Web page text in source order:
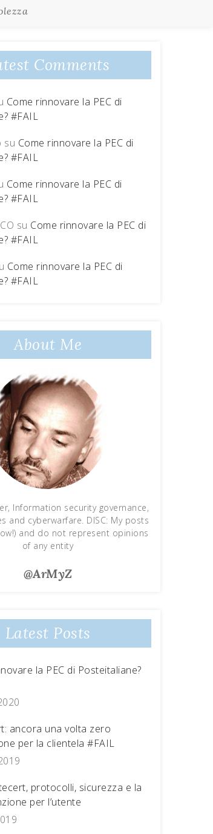
Comments
Come rinnovare la PEC di
#FAIL
su Come rinnovare la PEC di
#FAIL
Come rinnovare la PEC di
#FAIL
su Come rinnovare la PEC di
#FAIL
Come rinnovare la PEC di
#FAIL
About Me
Information security governance,
and cyberwarfare. DISC: My posts
and do not represent opinions
of any entity
@ArMyZ
Latest Posts
la PEC di Posteitaliane?
ancora una volta zero
per la clientela #FAIL
protocolli, sicurezza e la
per l’utente